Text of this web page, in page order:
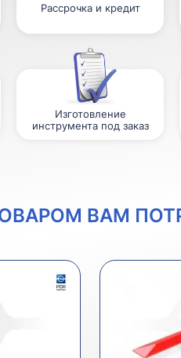
Рассрочка и кредит
Изготовление
инструмента под заказ
ВАМ